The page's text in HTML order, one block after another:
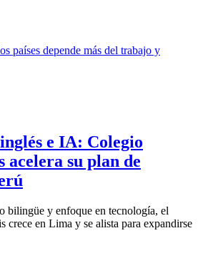
e IA: Colegio
acelera su plan de
bilingüe y enfoque en tecnología, el
crece en Lima y se alista para expandirse